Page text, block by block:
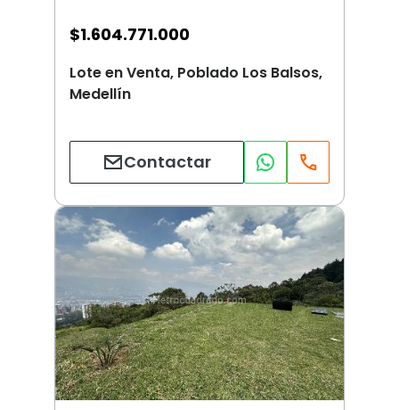
$1.604.771.000
Lote en Venta, Poblado Los Balsos,
Medellín
Contactar